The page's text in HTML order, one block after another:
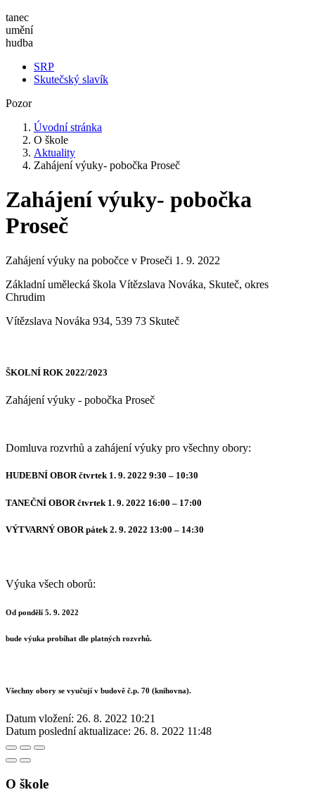
tanec
umění
hudba
SRP
Skutečský slavík
Pozor
Úvodní stránka
O škole
Aktuality
Zahájení výuky- pobočka Proseč
Zahájení výuky- pobočka
Proseč
Zahájení výuky na pobočce v Proseči 1. 9. 2022
Základní umělecká škola Vítězslava Nováka, Skuteč, okres
Chrudim
Vítězslava Nováka 934, 539 73 Skuteč
ŠKOLNÍ ROK 2022/2023
Zahájení výuky - pobočka Proseč
Domluva rozvrhů a zahájení výuky pro všechny obory:
HUDEBNÍ OBOR čtvrtek 1. 9. 2022 9:30 – 10:30
TANEČNÍ OBOR čtvrtek 1. 9. 2022 16:00 – 17:00
VÝTVARNÝ OBOR pátek 2. 9. 2022 13:00 – 14:30
Výuka všech oborů:
Od pondělí 5. 9. 2022
bude výuka probíhat dle platných rozvrhů.
Všechny obory se vyučují v budově č.p. 70 (knihovna).
Datum vložení: 26. 8. 2022 10:21
Datum poslední aktualizace: 26. 8. 2022 11:48
O škole